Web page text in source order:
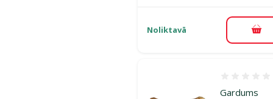
Noliktavā
Gardums